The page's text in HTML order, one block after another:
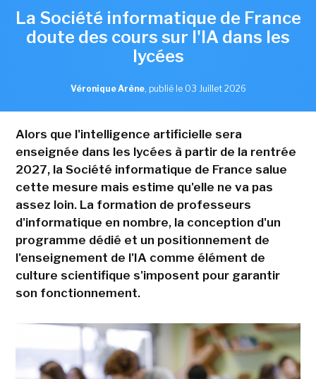
La Société informatique de France
doute des cours sur l'IA dans les
lycées
Véronique Arène, publié le 03 Juillet 2026
Alors que l'intelligence artificielle sera
enseignée dans les lycées à partir de la rentrée
2027, la Société informatique de France salue
cette mesure mais estime qu'elle ne va pas
assez loin. La formation de professeurs
d'informatique en nombre, la conception d'un
programme dédié et un positionnement de
l'enseignement de l'IA comme élément de
culture scientifique s'imposent pour garantir
son fonctionnement.